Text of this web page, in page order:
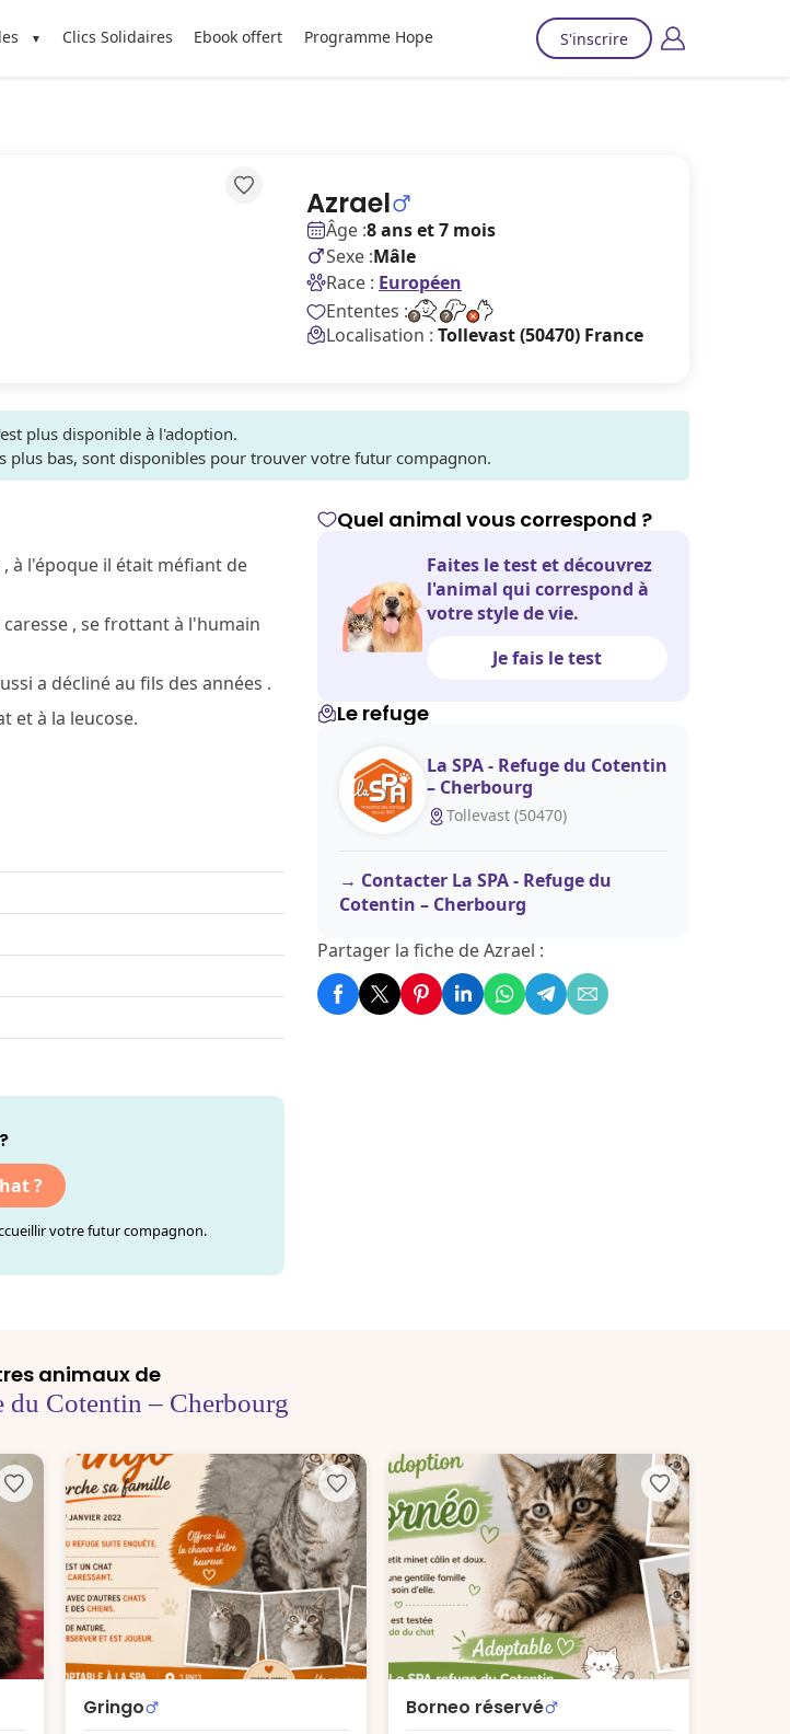
Clics Solidaires Ebook offert Programme Hope S'inscrire
Azrael
Âge :8 ans et 7 mois
Sexe :Mâle
Race : Européen
Ententes :
Localisation : Tollevast (50470) France
plus disponible à l'adoption.
plus bas, sont disponibles pour trouver votre futur compagnon.
à l'époque il était méfiant de
, se frottant à l'humain
a décliné au fils des années .
et à la leucose.
?
votre futur compagnon.
Quel animal vous correspond ?
Faites le test et découvrez
l'animal qui correspond à
votre style de vie.
Je fais le test
Le refuge
La SPA - Refuge du Cotentin
– Cherbourg
Tollevast (50470)
Contacter La SPA - Refuge du
Cotentin – Cherbourg
Partager la fiche de Azrael :
animaux de
du Cotentin – Cherbourg
Gringo Borneo réservé